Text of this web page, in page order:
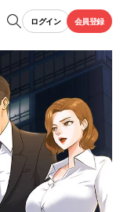
ログイン 会員登録